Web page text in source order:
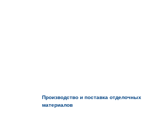
Производство и поставка отделочных
материалов